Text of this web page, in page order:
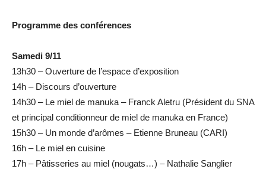
Programme des conférences
Samedi 9/11
13h30 – Ouverture de l’espace d’exposition
14h – Discours d’ouverture
14h30 – Le miel de manuka – Franck Aletru (Président du SNA
et principal conditionneur de miel de manuka en France)
15h30 – Un monde d’arômes – Etienne Bruneau (CARI)
16h – Le miel en cuisine
17h – Pâtisseries au miel (nougats…) – Nathalie Sanglier